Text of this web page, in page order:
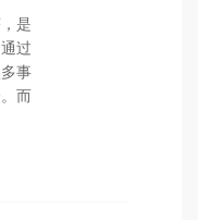
是
过
事
而